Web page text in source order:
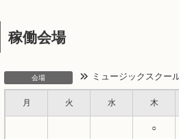
稼働会場
会場 ミュージックスクー
月 火 水 木
○